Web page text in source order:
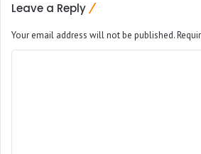
Leave a Reply
Your email address will not be published.